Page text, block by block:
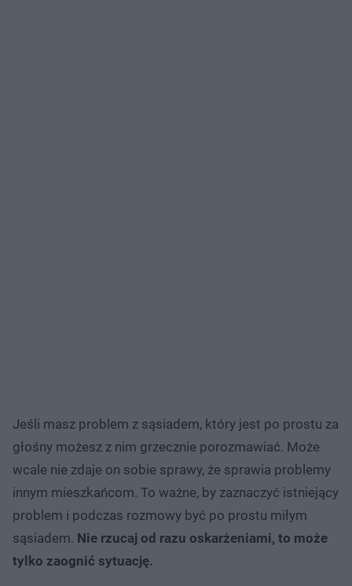
Jeśli masz problem z sąsiadem, który jest po prostu za
głośny możesz z nim grzecznie porozmawiać. Może
wcale nie zdaje on sobie sprawy, że sprawia problemy
innym mieszkańcom. To ważne, by zaznaczyć istniejący
problem i podczas rozmowy być po prostu miłym
sąsiadem. Nie rzucaj od razu oskarżeniami, to może
tylko zaognić sytuację.